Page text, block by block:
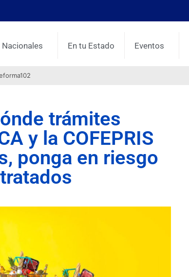
En tu Estado Eventos
trámites
y la COFEPRIS
ponga en riesgo